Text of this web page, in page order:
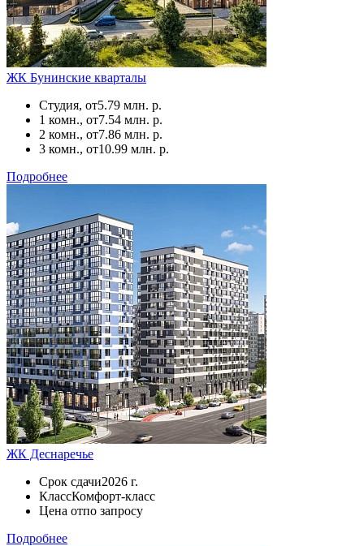
ЖК Бунинские кварталы
Студия, от5.79 млн. р.
1 комн., от7.54 млн. р.
2 комн., от7.86 млн. р.
3 комн., от10.99 млн. р.
Подробнее
ЖК Деснаречье
Срок сдачи2026 г.
КлассКомфорт-класс
Цена отпо запросу
Подробнее